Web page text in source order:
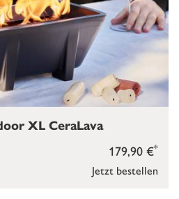
Jetzt bestellen
179,90 €*
XL CeraLava